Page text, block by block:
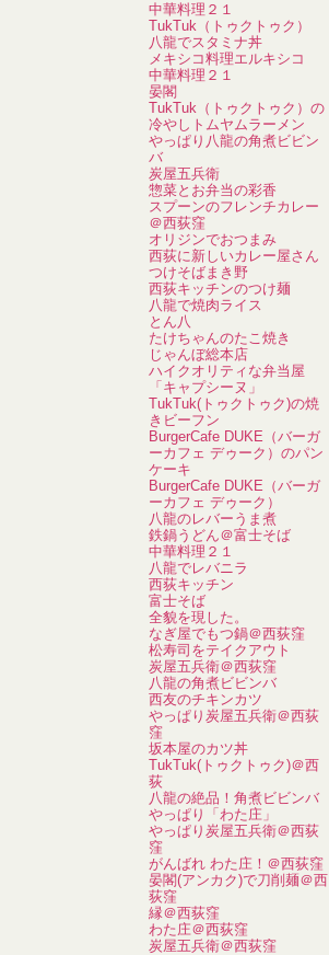
中華料理２１
TukTuk（トゥクトゥク）
八龍でスタミナ丼
メキシコ料理エルキシコ
中華料理２１
晏閣
TukTuk（トゥクトゥク）の
冷やしトムヤムラーメン
やっぱり八龍の角煮ビビン
バ
炭屋五兵衛
惣菜とお弁当の彩香
スプーンのフレンチカレー
＠西荻窪
オリジンでおつまみ
西荻に新しいカレー屋さん
つけそばまき野
西荻キッチンのつけ麺
八龍で焼肉ライス
とん八
たけちゃんのたこ焼き
じゃんぼ総本店
ハイクオリティな弁当屋
「キャプシーヌ」
TukTuk(トゥクトゥク)の焼
きビーフン
BurgerCafe DUKE（バーガ
ーカフェ デゥーク）のパン
ケーキ
BurgerCafe DUKE（バーガ
ーカフェ デゥーク）
八龍のレバーうま煮
鉄鍋うどん＠富士そば
中華料理２１
八龍でレバニラ
西荻キッチン
富士そば
全貌を現した。
なぎ屋でもつ鍋＠西荻窪
松寿司をテイクアウト
炭屋五兵衛＠西荻窪
八龍の角煮ビビンバ
西友のチキンカツ
やっぱり炭屋五兵衛＠西荻
窪
坂本屋のカツ丼
TukTuk(トゥクトゥク)＠西
荻
八龍の絶品！角煮ビビンバ
やっぱり「わた庄」
やっぱり炭屋五兵衛＠西荻
窪
がんばれ わた庄！＠西荻窪
晏閣(アンカク)で刀削麺＠西
荻窪
縁＠西荻窪
わた庄＠西荻窪
炭屋五兵衛＠西荻窪